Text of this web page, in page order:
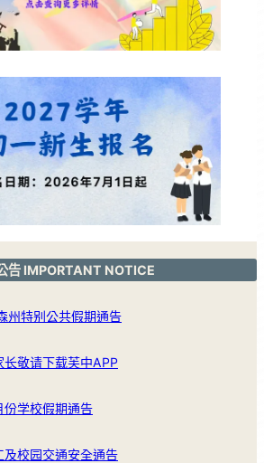
告 IMPORTANT NOTICE
州特别公共假期通告
长敬请下载芙中APP
份学校假期通告
及校园交通安全通告